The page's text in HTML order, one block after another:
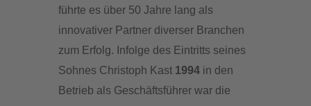
führte es über 50 Jahre lang als
innovativer Partner diverser Branchen
zum Erfolg. Infolge des Eintritts seines
Sohnes Christoph Kast 1994 in den
Betrieb als Geschäftsführer war die